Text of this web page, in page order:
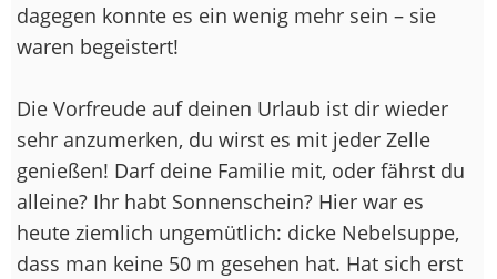
dagegen konnte es ein wenig mehr sein – sie
waren begeistert!
Die Vorfreude auf deinen Urlaub ist dir wieder
sehr anzumerken, du wirst es mit jeder Zelle
genießen! Darf deine Familie mit, oder fährst du
alleine? Ihr habt Sonnenschein? Hier war es
heute ziemlich ungemütlich: dicke Nebelsuppe,
dass man keine 50 m gesehen hat. Hat sich erst